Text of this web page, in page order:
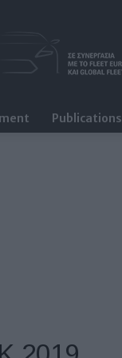
Publications